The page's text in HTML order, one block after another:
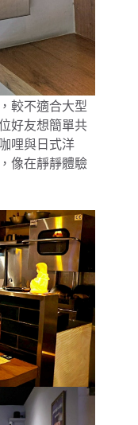
較不適合大型
好友想簡單共
哩與日式洋
像在靜靜體驗